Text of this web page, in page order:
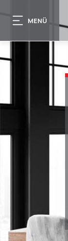
içeriğe
atla
MENÜ